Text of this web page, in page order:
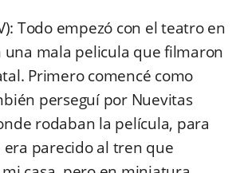
Todo empezó con el teatro en
una mala pelicula que filmaron
Primero comencé como
perseguí por Nuevitas
rodaban la película, para
parecido al tren que